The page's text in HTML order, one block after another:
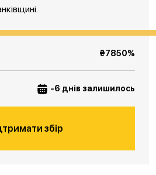
₴7850%
-6 днів залишилось
збір